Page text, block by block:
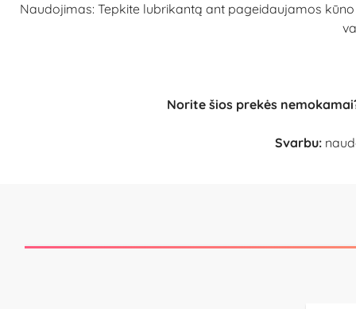
Naudojimas: Tepkite lubrikantą ant pageidaujamos
Norite šios prekės
Svarbu: